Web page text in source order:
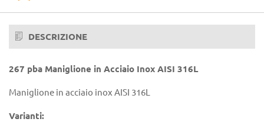
DESCRIZIONE
267 pba Maniglione in Acciaio Inox AISI 316L
Maniglione in acciaio inox AISI 316L
Varianti: